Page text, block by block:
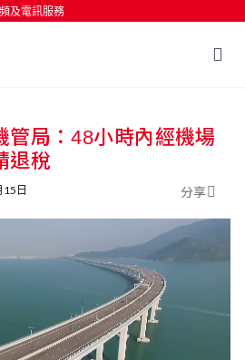
及電訊服務
輸入鍵開始搜尋
管局：48小時內經機場
退稅
日 分享